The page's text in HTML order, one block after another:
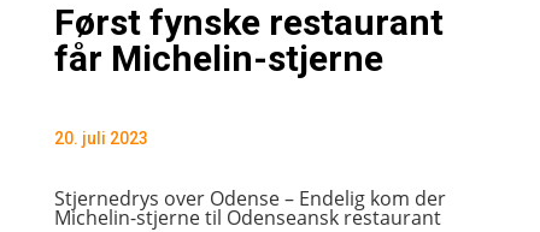
Først fynske restaurant
får Michelin-stjerne
20. juli 2023
Stjernedrys over Odense – Endelig kom der
Michelin-stjerne til Odenseansk restaurant